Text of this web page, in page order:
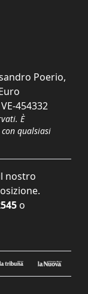
Poerio,
454332
È
qualsiasi
nostro
o